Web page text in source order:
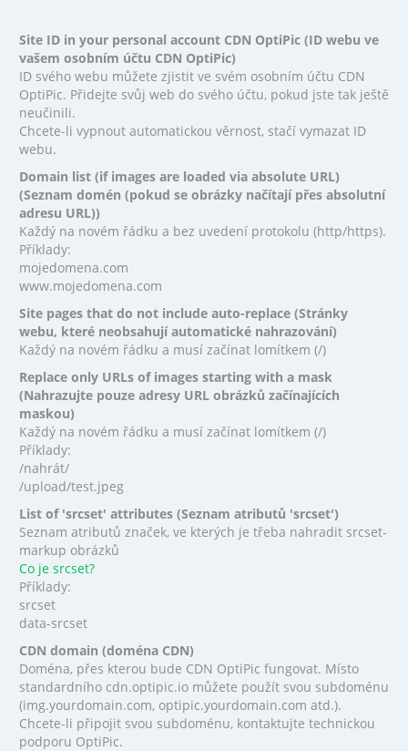
Site ID in your personal account CDN OptiPic (ID webu ve
vašem osobním účtu CDN OptiPic)
ID svého webu můžete zjistit ve svém osobním účtu CDN
OptiPic. Přidejte svůj web do svého účtu, pokud jste tak ještě
neučinili.
Chcete-li vypnout automatickou věrnost, stačí vymazat ID
webu.
Domain list (if images are loaded via absolute URL)
(Seznam domén (pokud se obrázky načítají přes absolutní
adresu URL))
Každý na novém řádku a bez uvedení protokolu (http/https).
Příklady:
mojedomena.com
www.mojedomena.com
Site pages that do not include auto-replace (Stránky
webu, které neobsahují automatické nahrazování)
Každý na novém řádku a musí začínat lomítkem (/)
Replace only URLs of images starting with a mask
(Nahrazujte pouze adresy URL obrázků začínajících
maskou)
Každý na novém řádku a musí začínat lomítkem (/)
Příklady:
/nahrát/
/upload/test.jpeg
List of 'srcset' attributes (Seznam atributů 'srcset')
Seznam atributů značek, ve kterých je třeba nahradit srcset-
markup obrázků
Co je srcset?
Příklady:
srcset
data-srcset
CDN domain (doména CDN)
Doména, přes kterou bude CDN OptiPic fungovat. Místo
standardního cdn.optipic.io můžete použít svou subdoménu
(img.yourdomain.com, optipic.yourdomain.com atd.).
Chcete-li připojit svou subdoménu, kontaktujte technickou
podporu OptiPic.